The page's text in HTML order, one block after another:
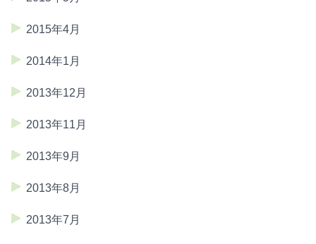
2015年4月
2014年1月
2013年12月
2013年11月
2013年9月
2013年8月
2013年7月